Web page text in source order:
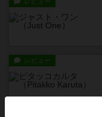
レビュー